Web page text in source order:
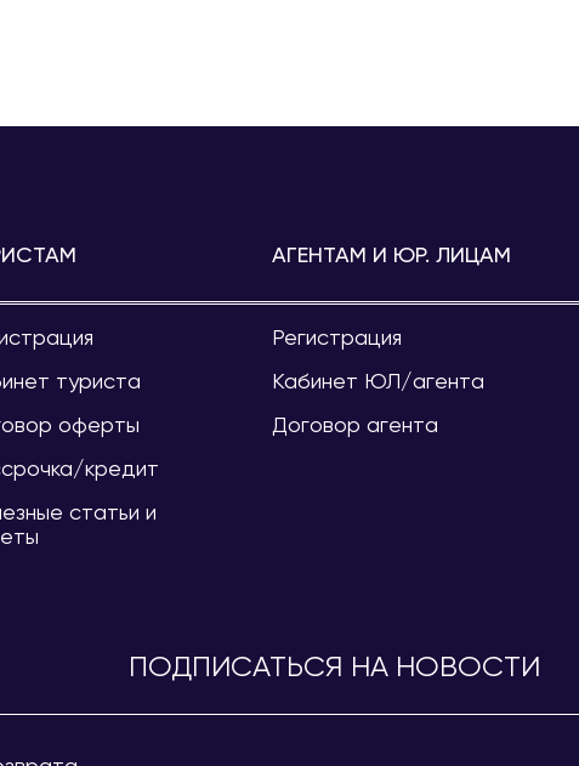
туриста
оферты
кредит
статьи и
АГЕНТАМ И ЮР. ЛИЦАМ
Регистрация
Кабинет ЮЛ/агента
Договор агента
ПОДПИСАТЬСЯ НА НОВОСТИ